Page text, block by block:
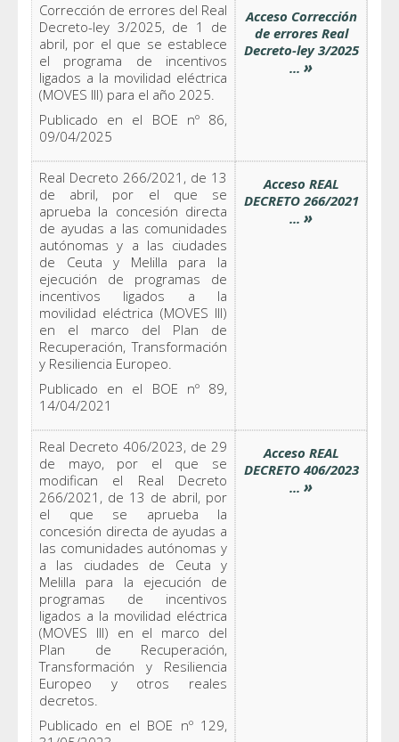
Corrección de errores del Real
Decreto-ley 3/2025, de 1 de
abril, por el que se establece
el programa de incentivos
ligados a la movilidad eléctrica
(MOVES III) para el año 2025.
Publicado en el BOE nº 86,
09/04/2025
Acceso Corrección
de errores Real
Decreto-ley 3/2025
... »
Real Decreto 266/2021, de 13
de abril, por el que se
aprueba la concesión directa
de ayudas a las comunidades
autónomas y a las ciudades
de Ceuta y Melilla para la
ejecución de programas de
incentivos ligados a la
movilidad eléctrica (MOVES III)
en el marco del Plan de
Recuperación, Transformación
y Resiliencia Europeo.
Publicado en el BOE nº 89,
14/04/2021
Acceso REAL
DECRETO 266/2021
... »
Real Decreto 406/2023, de 29
de mayo, por el que se
modifican el Real Decreto
266/2021, de 13 de abril, por
el que se aprueba la
concesión directa de ayudas a
las comunidades autónomas y
a las ciudades de Ceuta y
Melilla para la ejecución de
programas de incentivos
ligados a la movilidad eléctrica
(MOVES III) en el marco del
Plan de Recuperación,
Transformación y Resiliencia
Europeo y otros reales
decretos.
Publicado en el BOE nº 129,
Acceso REAL
DECRETO 406/2023
... »